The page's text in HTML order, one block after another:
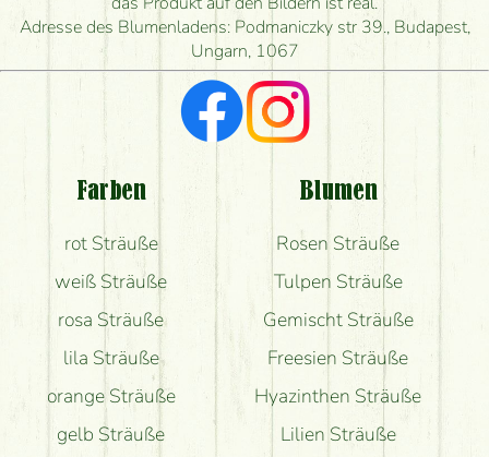
herstellen und wann können Sie ihn frühestens
liefern?
Ich suche rote Rosen, hast du welche?
Welche Rückmeldungen bekomme ich zum
Bekomme ich wirklich, was auf dem Bild zu sehen
Adresse des Blumenladens: Podmaniczky str 39., Budapest,
Ungarn, 1067
Farben
rot Sträuße
weiß Sträuße
rosa Sträuße
lila Sträuße
orange Sträuße
gelb Sträuße
Blumen
Rosen Sträuße
Tulpen Sträuße
Gemischt Sträuße
Freesien Sträuße
Hyazinthen Sträuße
Lilien Sträuße